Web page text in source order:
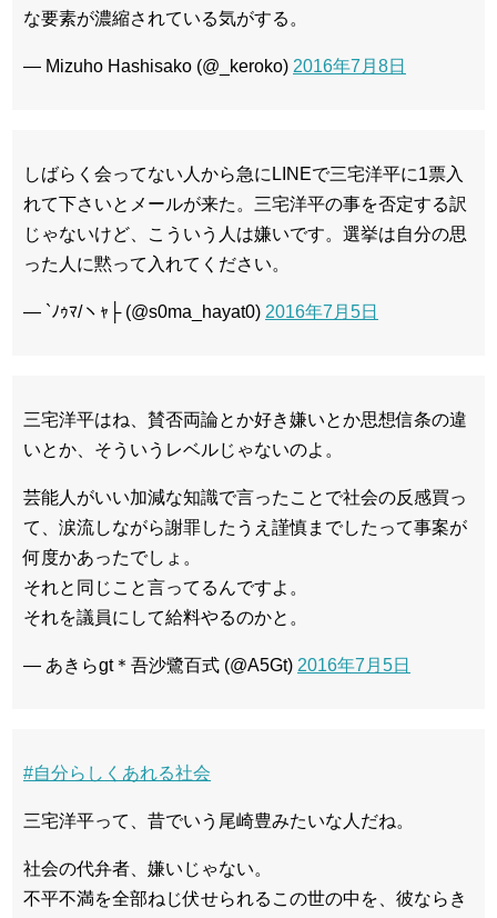
な要素が濃縮されている気がする。
— Mizuho Hashisako (@_keroko) 2016年7月8日
しばらく会ってない人から急にLINEで三宅洋平に1票入
れて下さいとメールが来た。三宅洋平の事を否定する訳
じゃないけど、こういう人は嫌いです。選挙は自分の思
った人に黙って入れてください。
— `ﾉｩﾏ/ヽｬ├ (@s0ma_hayat0) 2016年7月5日
三宅洋平はね、賛否両論とか好き嫌いとか思想信条の違
いとか、そういうレベルじゃないのよ。
芸能人がいい加減な知識で言ったことで社会の反感買っ
て、涙流しながら謝罪したうえ謹慎までしたって事案が
何度かあったでしょ。
それと同じこと言ってるんですよ。
それを議員にして給料やるのかと。
— あきらgt＊吾沙鷺百式 (@A5Gt) 2016年7月5日
#自分らしくあれる社会
三宅洋平って、昔でいう尾崎豊みたいな人だね。
社会の代弁者、嫌いじゃない。
不平不満を全部ねじ伏せられるこの世の中を、彼ならき